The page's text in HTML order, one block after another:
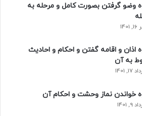
وضو گرفتن بصورت کامل و مرحله به
اذان و اقامه گفتن و احکام و احادیث
به آن
1401
خواندن نماز وحشت و احکام آن
1401